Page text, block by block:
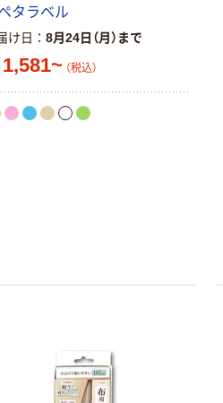
タラベル
け日 8月24日（月）まで
1,581~ （税込）